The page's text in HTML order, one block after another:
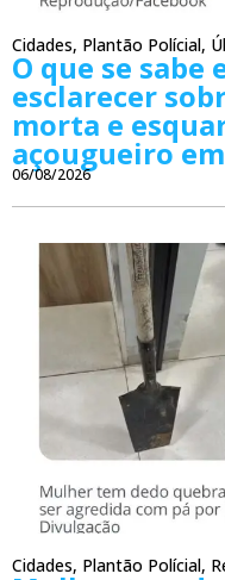
Cidades, Plantão Polícial,
O que se sabe
esclarecer
morta e
açougueiro
06/08/2026
Cidades, Plantão Polícial,